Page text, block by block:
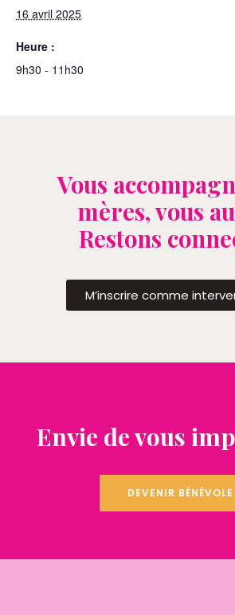
16 avril 2025
Heure :
9h30 - 11h30
Vous
mères, vous
Restons
M’inscrire comme
Envie de vous
DEVENIR BÉNÉVOLE